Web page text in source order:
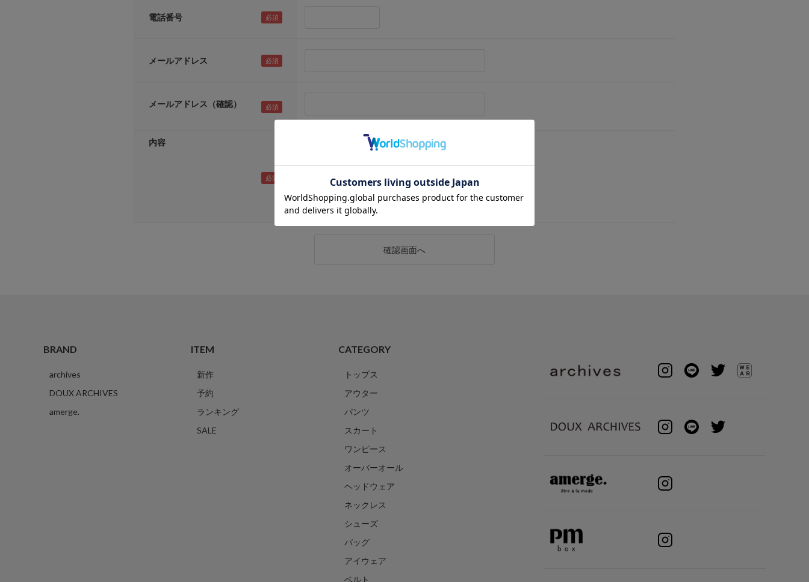
電話番号
メールアドレス
メールアドレス（確認）
内容
BRAND
archives
DOUX ARCHIVES
amerge.
ITEM
新作
予約
ランキング
SALE
CATEGORY
トップス
アウター
パンツ
スカート
ワンピース
オーバーオール
ヘッドウェア
ネックレス
シューズ
バッグ
アイウェア
ベルト